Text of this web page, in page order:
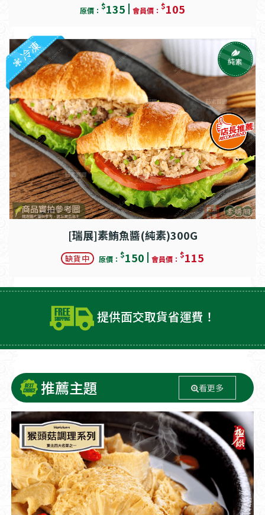
原價： $135 會員價： $105
[瑞展]素鮪魚醬(純素)300G
缺貨中 原價： $150 會員價： $115
冷凍 純素
提供面交取貨省運費！
推薦主題 看更多